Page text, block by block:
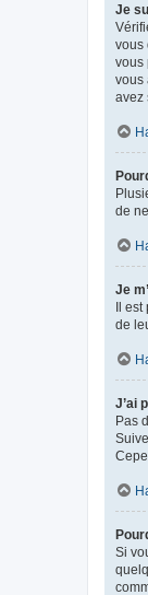
Je
vous
vous
vous
avez
de
Je
Il est
de
J’ai
Pas
Si